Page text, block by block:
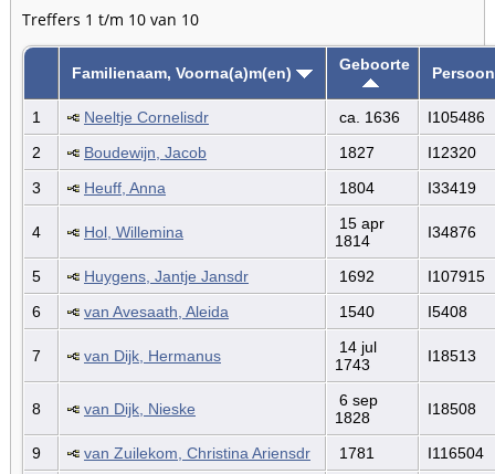
Treffers 1 t/m 10 van 10
Familienaam, Voorna(a)m(en) Geboorte
1 Neeltje Cornelisdr ca. 1636
I105486
2
Boudewijn, Jacob 1827
I12320
3
Heuff, Anna 1804 I33419
4 Hol, Willemina
15 apr
1814
I34876
5 Huygens, Jantje Jansdr 1692
I107915
6
van Avesaath, Aleida 1540 I5408
7 van Dijk, Hermanus
14 jul
1743
I18513
8 van Dijk, Nieske
6 sep
1828
I18508
9 van Zuilekom, Christina Ariensdr 1781
I116504